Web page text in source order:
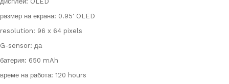
размер на екрана: 0.95' OLED
resolution: 96 x 64 pixels
G-sensor: да
батерия: 650 mAh
време на работа: 120 hours